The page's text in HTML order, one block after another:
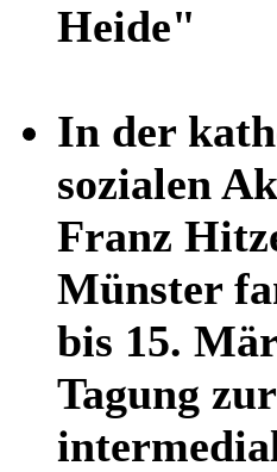
Heide"
In der
sozialen
Franz
Münster
bis 15.
Tagung zur